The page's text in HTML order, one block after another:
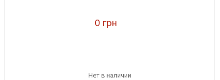
0 грн
Нет в наличии